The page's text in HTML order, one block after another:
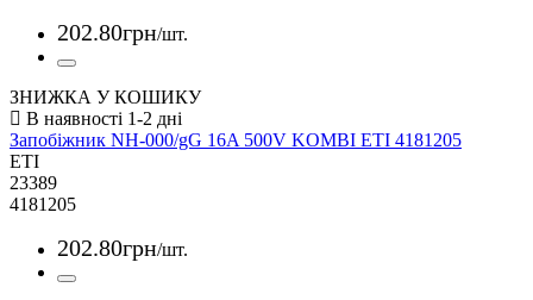
202.80грн/шт.
ЗНИЖКА У КОШИКУ
Запобіжник NH-000/gG 16A 500V KOMBI ETI 4181205
ETI
23389
4181205
202.80грн/шт.